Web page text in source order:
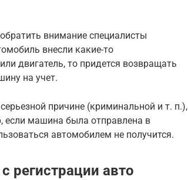
внимание специалисты
внесли какие-то
двигатель, то придется возвращать
на учет.
причине (криминальной и т. п.),
если машина была отправлена в
автомобилем не получится.
регистрации авто